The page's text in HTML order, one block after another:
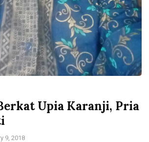
Upia Karanji, Pria
9, 2018